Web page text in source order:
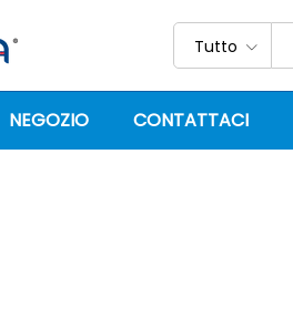
Tutto
NEGOZIO CONTATTACI